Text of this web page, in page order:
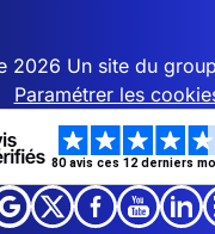
2026 Un site du
Paramétrer les
80 avis ces 12 derniers